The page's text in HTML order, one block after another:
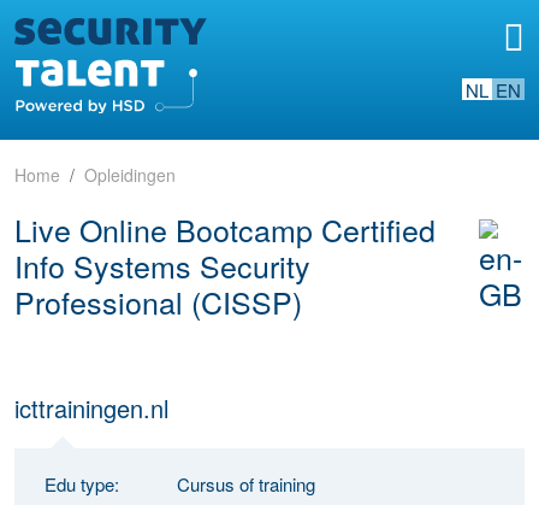
NL EN
Home Opleidingen
Live Online Bootcamp Certified
Info Systems Security
Professional (CISSP)
icttrainingen.nl
Edu type:
Cursus of training